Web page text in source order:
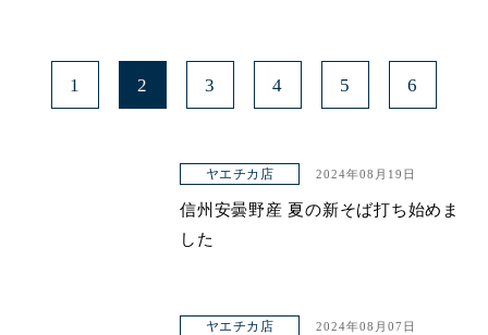
1 2 3 4 5 6
ヤエチカ店 2024年08月19日
信州安曇野産 夏の新そば打ち始めま
した
ヤエチカ店 2024年08月07日